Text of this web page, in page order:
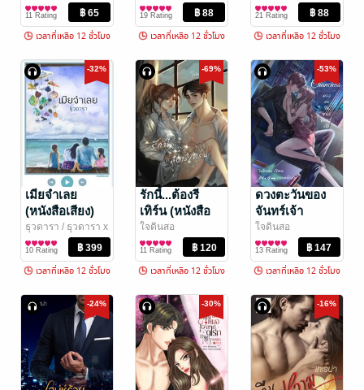
(หนังสือเสียง)
นิยายรัก
11 Rating
เวลาที่เหลือ 12 ชั่วโมง
Corner มุมรักนัก
เขียน
นิยายโรมานซ์
19 Rating
เวลาที่เหลือ 12 ชั่วโมง
Corner มุมรักนัก
เขียน
นิยายโรมานซ์
21 Rating
เวลาที่เหลือ 12 ชั่วโมง
-32%
เมียจำเลย
(หนังสือเสียง)
ธุวดารา / ธุวดารา x
Lady Lagrange
นิยายโรมานซ์
10 Rating
เวลาที่เหลือ 12 ชั่วโมง
-69%
รักนี้...ต้องรี
เทิร์น (หนังสือ
เสียง)
ใจดินสอ
นิยายรักวัยรุ่น
11 Rating
เวลาที่เหลือ 12 ชั่วโมง
-53%
ดวงตะวันของ
จันทร์เจ้า
(หนังสือเสียง)
ใจดินสอ
นิยายรักวัยรุ่น
13 Rating
เวลาที่เหลือ 12 ชั่วโมง
-24% -30% -16%